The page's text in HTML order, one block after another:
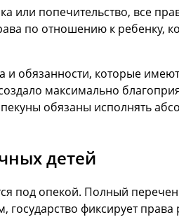
или попечительство, все
по отношению к ребенку,
и обязанности, которые
максимально
обязаны исполнять
детей
под опекой. Полный
фиксирует права